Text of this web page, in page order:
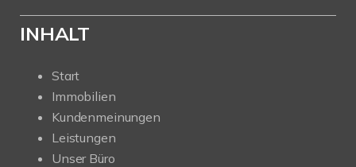
INHALT
Start
Immobilien
Kundenmeinungen
Leistungen
Unser Büro